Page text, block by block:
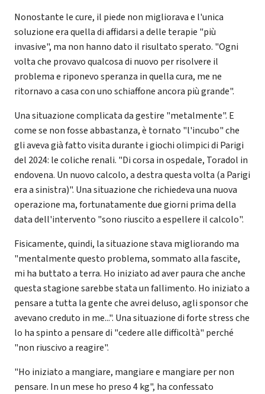
Nonostante le cure, il piede non migliorava e l'unica
soluzione era quella di affidarsi a delle terapie "più
invasive", ma non hanno dato il risultato sperato. "Ogni
volta che provavo qualcosa di nuovo per risolvere il
problema e riponevo speranza in quella cura, me ne
ritornavo a casa con uno schiaffone ancora più grande".
Una situazione complicata da gestire "metalmente". E
come se non fosse abbastanza, è tornato "l'incubo" che
gli aveva già fatto visita durante i giochi olimpici di Parigi
del 2024: le coliche renali. "Di corsa in ospedale, Toradol in
endovena. Un nuovo calcolo, a destra questa volta (a Parigi
era a sinistra)". Una situazione che richiedeva una nuova
operazione ma, fortunatamente due giorni prima della
data dell'intervento "sono riuscito a espellere il calcolo".
Fisicamente, quindi, la situazione stava migliorando ma
"mentalmente questo problema, sommato alla fascite,
mi ha buttato a terra. Ho iniziato ad aver paura che anche
questa stagione sarebbe stata un fallimento. Ho iniziato a
pensare a tutta la gente che avrei deluso, agli sponsor che
avevano creduto in me...". Una situazione di forte stress che
lo ha spinto a pensare di "cedere alle difficoltà" perché
"non riuscivo a reagire".
"Ho iniziato a mangiare, mangiare e mangiare per non
pensare. In un mese ho preso 4 kg", ha confessato